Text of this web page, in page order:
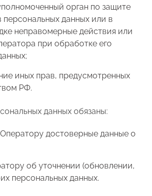
орган по защите
персональных данных или в
неправомерные действия или
при обработке его
иных прав, предусмотренных
РФ.
данных обязаны:
достоверные данные о
об уточнении (обновлении,
персональных данных.